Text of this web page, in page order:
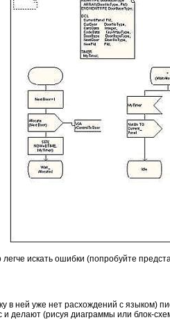
искать ошибки (попробуйте
в ней уже нет расхождений с языком)
и делают (рисуя диаграммы или блок-